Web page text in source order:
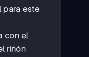
para este
con el
riñón